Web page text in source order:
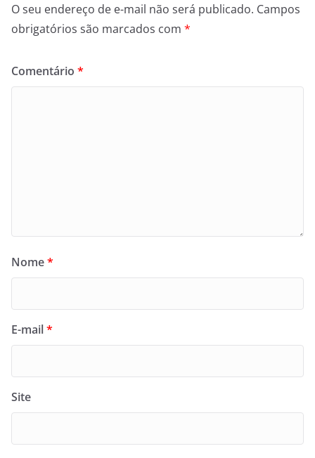
O seu endereço de e-mail não será publicado. Campos
obrigatórios são marcados com *
Comentário *
Nome*
E-mail*
Site